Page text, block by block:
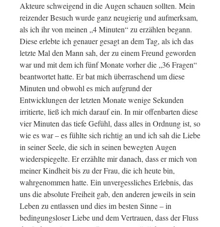
Akteure schweigend in die Augen schauen sollten. Mein
reizender Besuch wurde ganz neugierig und aufmerksam,
als ich ihr von meinen „4 Minuten“ zu erzählen begann.
Diese erlebte ich genauer gesagt an dem Tag, als ich das
letzte Mal den Mann sah, der zu einem Freund geworden
war und mit dem ich fünf Monate vorher die „36 Fragen“
beantwortet hatte. Er bat mich überraschend um diese
Minuten und obwohl es mich aufgrund der
Entwicklungen der letzten Monate wenige Sekunden
irritierte, ließ ich mich darauf ein. In mir offenbarten diese
vier Minuten das tiefe Gefühl, dass alles in Ordnung ist, so
wie es war – es fühlte sich richtig an und ich sah die Liebe
in seiner Seele, die sich in seinen bewegten Augen
wiederspiegelte. Er erzählte mir danach, dass er mich von
meiner Kindheit bis zu der Frau, die ich heute bin,
wahrgenommen hatte. Ein unvergessliches Erlebnis, das
uns die absolute Freiheit gab, den anderen jeweils in sein
Leben zu entlassen und dies im besten Sinne – in
bedingungsloser Liebe und dem Vertrauen, dass der Fluss